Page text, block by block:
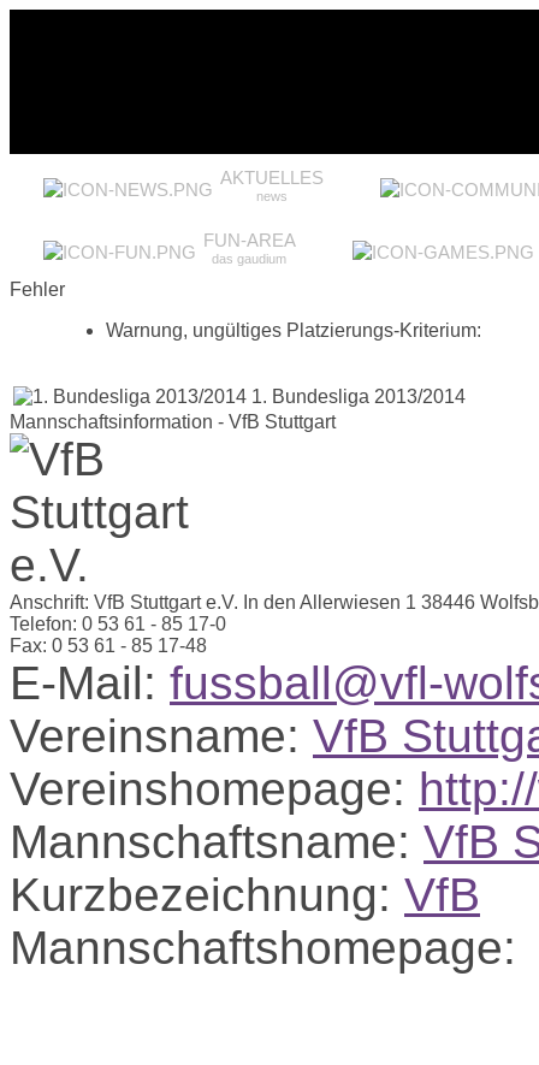
AKTUELLES
news
FUN-AREA
das gaudium
Fehler
Warnung, ungültiges Platzierungs-Kriterium:
1. Bundesliga 2013/2014
Mannschaftsinformation - VfB Stuttgart
Anschrift: VfB Stuttgart e.V. In den Allerwiesen 1 38446
Telefon: 0 53 61 - 85 17-0
Fax: 0 53 61 - 85 17-48
E-Mail: fussball@vfl-
Vereinsname: VfB
Vereinshomepage:
Mannschaftsname: VfB
Kurzbezeichnung: VfB
Mannschaftshomepage: